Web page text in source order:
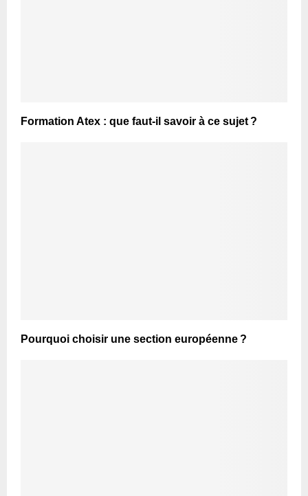
Formation Atex : que faut-il savoir à ce sujet ?
Pourquoi choisir une section européenne ?